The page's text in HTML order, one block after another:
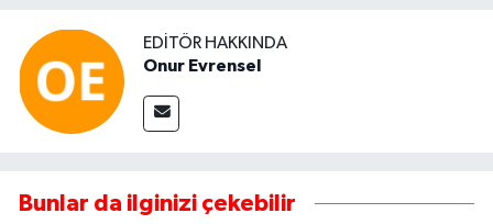
EDITÖR HAKKINDA
Onur Evrensel
Bunlar da ilginizi çekebilir